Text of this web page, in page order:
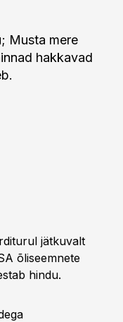
Musta mere
hakkavad
jätkuvalt
õliseemnete
hindu.